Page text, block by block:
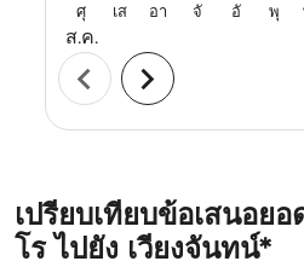
ศุ
ส.ค.
เส อา จั อั พุ
chevron_left chevron_right
เปรียบเทียบข้อเสนอย
โร ไปยัง เวียงจันทน์*